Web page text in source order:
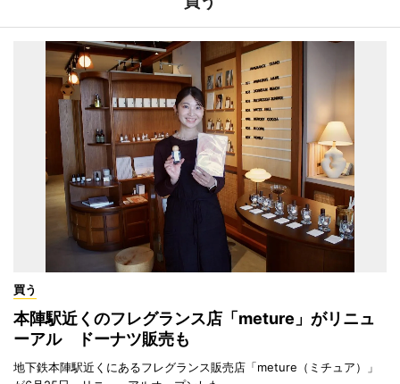
買う
本陣駅近くのフレグランス店「meture」がリニュ
ーアル ドーナツ販売も
地下鉄本陣駅近くにあるフレグランス販売店「meture（ミチュア）」